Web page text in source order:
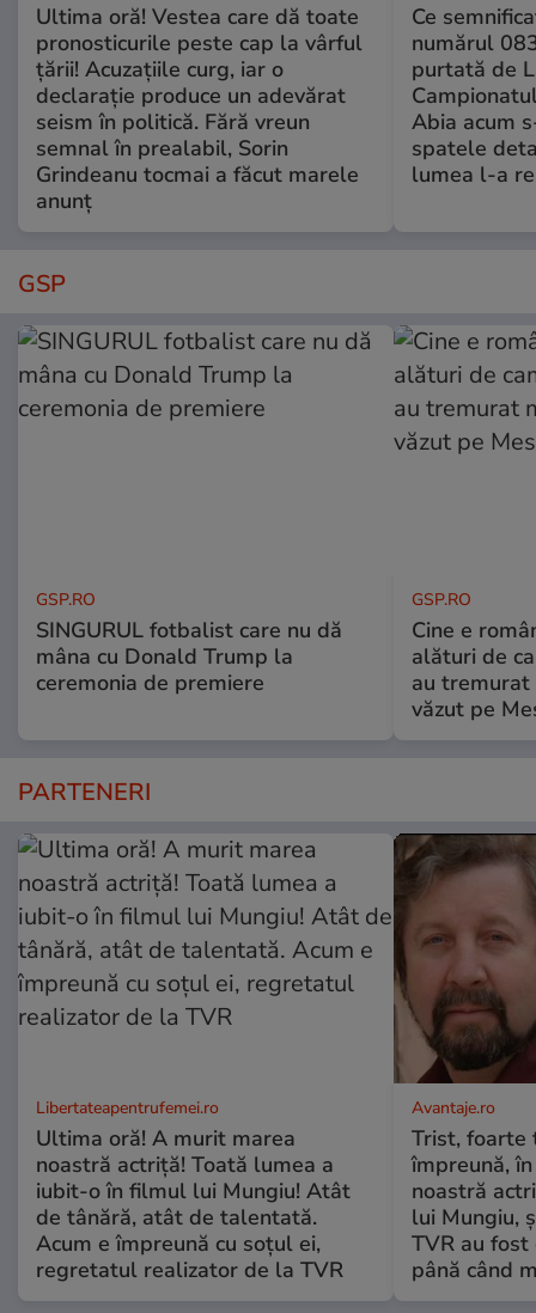
Ultima oră! Vestea care dă toate
pronosticurile peste cap la vârful
țării! Acuzațiile curg, iar o
declarație produce un adevărat
seism în politică. Fără vreun
semnal în prealabil, Sorin
Grindeanu tocmai a făcut marele
anunț
Ce
numărul
purtată de
Abia acum
spatele
lumea l-a
GSP
GSP.RO
SINGURUL fotbalist care nu dă
mâna cu Donald Trump la
ceremonia de premiere
GSP.RO
Cine e
alături de
au
văzut pe
PARTENERI
Libertateapentrufemei.ro
Ultima oră! A murit marea
noastră actriță! Toată lumea a
iubit-o în filmul lui Mungiu! Atât
de tânără, atât de talentată.
Acum e împreună cu soțul ei,
regretatul realizator de la TVR
Avantaje.ro
Trist, foarte
împreună,
noastră
lui Mungiu,
TVR au
până când